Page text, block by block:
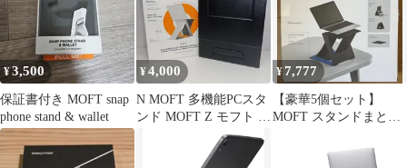
¥3,500
保証書付き MOFT snap
phone stand & wallet
¥4,000
N MOFT 多機能PCスタ
ンド MOFT Z モフト ゼ
Stand Laptop Desk
¥7,777
【豪華5個セット】
MOFT スタンドまとめ